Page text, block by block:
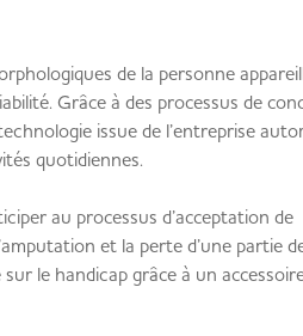
de la personne
Grâce à des processus de
issue de l’entreprise
quotidiennes.
au processus d’acceptation de
et la perte d’une partie
le handicap grâce à un